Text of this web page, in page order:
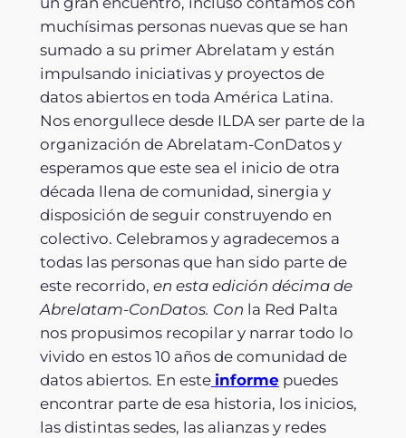
muchísimas personas nuevas que se han
sumado a su primer Abrelatam y están
impulsando iniciativas y proyectos de
datos abiertos en toda América Latina.
Nos enorgullece desde ILDA ser parte de la
organización de Abrelatam-ConDatos y
esperamos que este sea el inicio de otra
década llena de comunidad, sinergia y
disposición de seguir construyendo en
colectivo. Celebramos y agradecemos a
todas las personas que han sido parte de
este recorrido, en esta edición décima de
Abrelatam-ConDatos. Con la Red Palta
nos propusimos recopilar y narrar todo lo
vivido en estos 10 años de comunidad de
datos abiertos. En este informe puedes
encontrar parte de esa historia, los inicios,
las distintas sedes, las alianzas y redes